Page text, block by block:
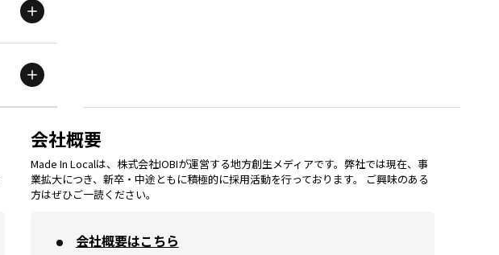
会社概要
Made In Localは、株式会社IOBIが運営する地方創生メディアです。弊社では現在、事
業拡大につき、新卒・中途ともに積極的に採用活動を行っております。 ご興味のある
方はぜひご一読ください。
会社概要はこちら